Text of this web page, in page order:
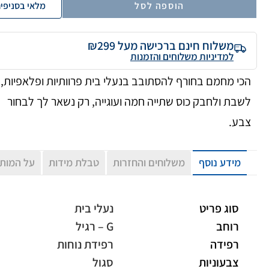
הוספה לסל מלאי
משלוח חינם ברכישה מעל ₪299
למדיניות משלוחים והזמנות
הכי מחמם בחורף להסתובב בנעלי בית פרוותיות ופלאפיות,
לשבת ולחבק כוס שתייה חמה ועוגייה, רק נשאר לך לבחור
צבע.
מידע נוסף משלוחים והחזרות טבלת מידות על
סוג פריט
נעלי בית
רוחב
G – רגיל
רפידה
רפידת נוחות
צבעוניות
סגול